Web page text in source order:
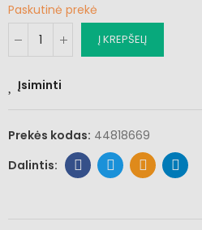
Paskutinė prekė
Į KREPŠELĮ
Įsiminti
Prekės kodas: 44818669